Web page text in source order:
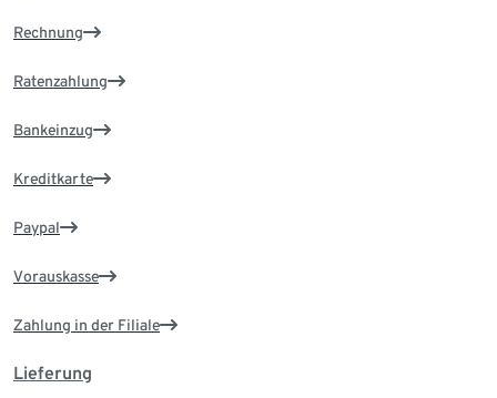
Rechnung
Ratenzahlung
Bankeinzug
Kreditkarte
Paypal
Vorauskasse
Zahlung in der Filiale
Lieferung